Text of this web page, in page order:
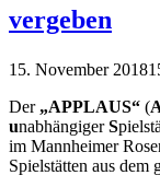
vergeben
15. November 2018
Der „APPLAUS“ (
unabhängigerS
im Mannheimer
Spielstätten aus dem